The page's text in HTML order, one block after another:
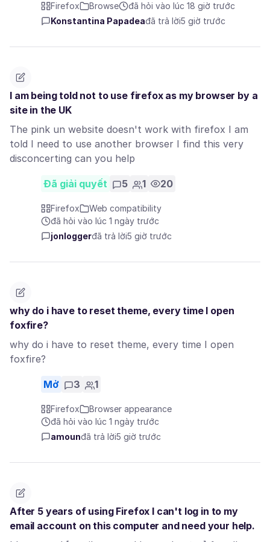
Firefox Browse
đã hỏi vào lúc 18 giờ trước
Konstantina Papadeađã trả lời5 giờ trước
I am being told not to use firefox as my browser by a
site in the UK
The pink un website doesn't work with firefox I am
told I need to use another browser I find this very
disconcerting can you help
Đã giải quyết 5 1 20
Firefox
Web compatibility
đã hỏi vào lúc 1 ngày trước
jonloggerđã trả lời5 giờ trước
why do i have to reset theme, every time I open
foxfire?
why do i have to reset theme, every time I open
foxfire?
Mở 3 1
Firefox
Browser appearance
đã hỏi vào lúc 1 ngày trước
amounđã trả lời5 giờ trước
After 5 years of using Firefox I can't log in to my
email account on this computer and need your help.